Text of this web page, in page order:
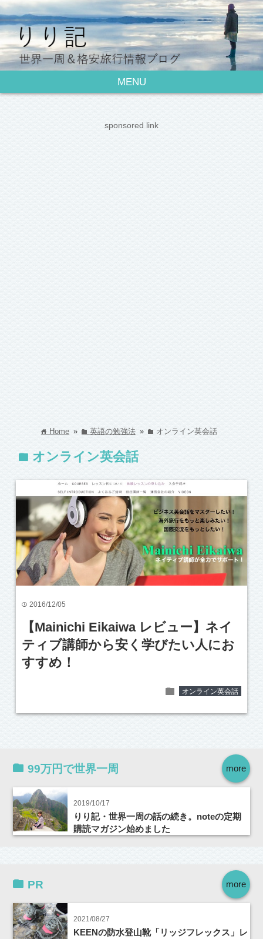
MENU
sponsored link
home Home » folder 英語の勉強法 » folder オンライン英会話
folder オンライン英会話
time 2016/12/05
【Mainichi Eikaiwa レビュー】ネイ
ティブ講師から安く学びたい人にお
すすめ！
folder オンライン英会話
more
99万円で世界一周
2019/10/17
りり記・世界一周の話の続き。noteの定期
購読マガジン始めました
more
PR
2021/08/27
KEENの防水登山靴「リッジフレックス」レ